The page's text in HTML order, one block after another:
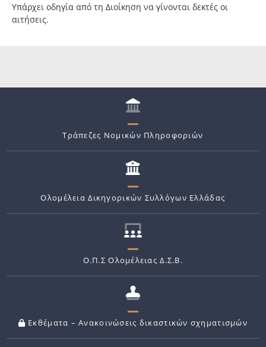
Υπάρχει οδηγία από τη Διοίκηση να γίνονται δεκτές οι
αιτήσεις.
Τράπεζες Νομικών Πληροφοριών
Ολομέλεια Δικηγορικών Συλλόγων Ελλάδας
Ο.Π.Σ Ολομέλειας Δ.Σ.Β.
Εκθέματα – Ανακοινώσεις δικαστικών σχηματισμών